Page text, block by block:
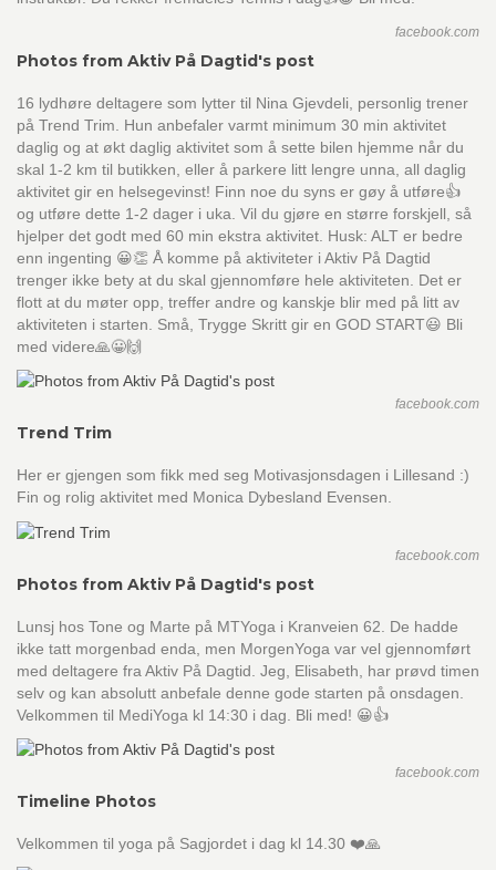
facebook.com
Photos from Aktiv På Dagtid's post
16 lydhøre deltagere som lytter til Nina Gjevdeli, personlig trener
på Trend Trim. Hun anbefaler varmt minimum 30 min aktivitet
daglig og at økt daglig aktivitet som å sette bilen hjemme når du
skal 1-2 km til butikken, eller å parkere litt lengre unna, all daglig
aktivitet gir en helsegevinst! Finn noe du syns er gøy å utføre👍
og utføre dette 1-2 dager i uka. Vil du gjøre en større forskjell, så
hjelper det godt med 60 min ekstra aktivitet. Husk: ALT er bedre
enn ingenting 😀👏 Å komme på aktiviteter i Aktiv På Dagtid
trenger ikke bety at du skal gjennomføre hele aktiviteten. Det er
flott at du møter opp, treffer andre og kanskje blir med på litt av
aktiviteten i starten. Små, Trygge Skritt gir en GOD START😃 Bli
med videre🙏😀🙌
facebook.com
Trend Trim
Her er gjengen som fikk med seg Motivasjonsdagen i Lillesand :)
Fin og rolig aktivitet med Monica Dybesland Evensen.
facebook.com
Photos from Aktiv På Dagtid's post
Lunsj hos Tone og Marte på MTYoga i Kranveien 62. De hadde
ikke tatt morgenbad enda, men MorgenYoga var vel gjennomført
med deltagere fra Aktiv På Dagtid. Jeg, Elisabeth, har prøvd timen
selv og kan absolutt anbefale denne gode starten på onsdagen.
Velkommen til MediYoga kl 14:30 i dag. Bli med! 😀👍
facebook.com
Timeline Photos
Velkommen til yoga på Sagjordet i dag kl 14.30 ❤️🙏